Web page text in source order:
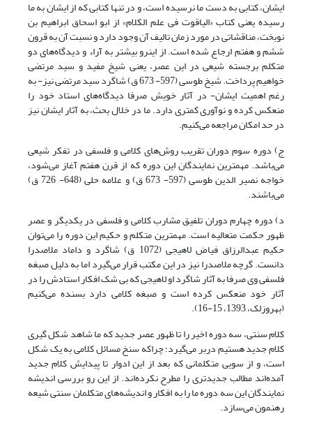
ایشان، کتابی به دست ما نرسیده است، و در تنها کتابی که از ایشان به ما
رسیده یعنی کتاب «الیاقوت فی علم الکلام» از ابو اسحاق ابراهیم بن
نوبخت، مناقشاتی در مورد زمان تالیف آن وجود دارد و نسبت آن به قرون
ششم و هفتم ارجاع شده است. از اینرو بیشتر به آراء و دیدگاه‌های دو
متکلم برجسته شیعی در این عصر، یعنی شیخ مفید و سید مرتضی
خواهیم پرداخت. شیخ طوسی (597- 673 ق) شاگرد سید مرتضی نیز- به
رغم اهمیت ایشان- در آثار خویش صرفا دیدگاه‌های استاد خود را
منعکس کرده و نوآوری کمتری دارد. ما در خلال بحث، به آثار ایشان نیز
در حد امکان مراجعه می‌کنیم.
ج) دوره سوم دوران تقریب روش‌های کلامی و فلسفی در تفکر شیعی
می‌باشد. مهمترین نمایندگان این دوره که از قرن هفتم آغاز می‌شود،
خواجه نصیر الدین طوسی (597- 673 ق) و علامه حلی (648- 726 ق)
می‌باشند.
د) دوره چهارم دوران تلفیق مشارب کلامی و فلسفی در یکدیگر و عصر
ظهور حکمت متعالیه است. مهمترین متکلم و حکیم این دوره را می‌توان
حکیم عبدالرزاق فیاض لاهیجی (1072 ق) شاگرد و داماد ملاصدرا
دانست. گرچه ملاصدرا نیز در این مکتب قرار می‌گیرد اما به دلیل صبغه
فلسفی وی صرفا به آثار شاگرد او لاهیجی که بی شک افکار استادش را در
آثار خود منعکس کرده است و صبغه کلامی دارد بسنده می‌کنیم
(بهروزلک، 1393، 15-16).
کلام سنتی، سه دوره اخیر را تا ظهور عصر جدید که ما شاهد شکل گیری
کلام جدید هستیم دربر می‌گیرد؛ چراکه سنخ مسائل کلامی به یک شکل
است، و از سویی متکلمانی که بعد از این ادوار تا پیدایش کلام جدید
آمده‌اند مطالب جدیدتری را مطرح نکرده‌اند. از این رو بررسی اندیشه
نمایندگان این سه دوره ما را به افکار و اندیشه‌های متکلمان سنتی شیعه
رهنمون می‌سازد.